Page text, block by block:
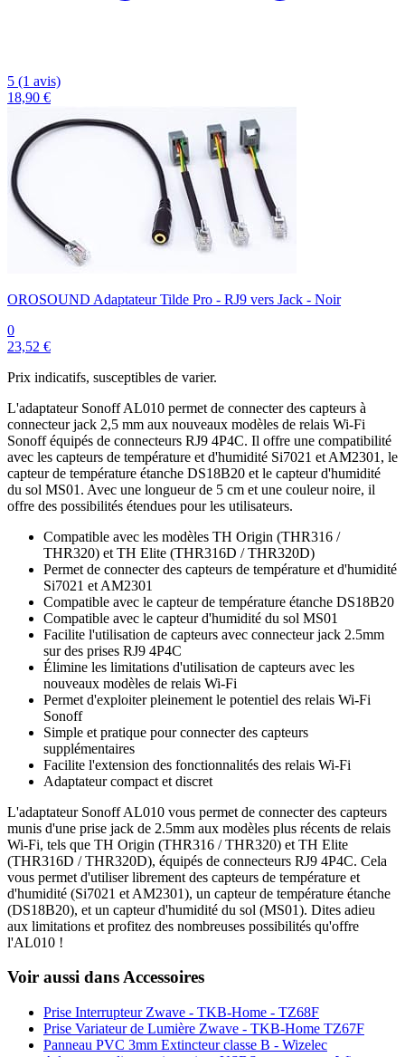
5 (1 avis)
18,90 €
OROSOUND Adaptateur Tilde Pro - RJ9 vers Jack - Noir
0
23,52 €
Prix indicatifs, susceptibles de varier.
L'adaptateur Sonoff AL010 permet de connecter des capteurs à
connecteur jack 2,5 mm aux nouveaux modèles de relais Wi-Fi
Sonoff équipés de connecteurs RJ9 4P4C. Il offre une compatibilité
avec les capteurs de température et d'humidité Si7021 et AM2301, le
capteur de température étanche DS18B20 et le capteur d'humidité
du sol MS01. Avec une longueur de 5 cm et une couleur noire, il
offre des possibilités étendues pour les utilisateurs.
Compatible avec les modèles TH Origin (THR316 /
THR320) et TH Elite (THR316D / THR320D)
Permet de connecter des capteurs de température et d'humidité
Si7021 et AM2301
Compatible avec le capteur de température étanche DS18B20
Compatible avec le capteur d'humidité du sol MS01
Facilite l'utilisation de capteurs avec connecteur jack 2.5mm
sur des prises RJ9 4P4C
Élimine les limitations d'utilisation de capteurs avec les
nouveaux modèles de relais Wi-Fi
Permet d'exploiter pleinement le potentiel des relais Wi-Fi
Sonoff
Simple et pratique pour connecter des capteurs
supplémentaires
Facilite l'extension des fonctionnalités des relais Wi-Fi
Adaptateur compact et discret
L'adaptateur Sonoff AL010 vous permet de connecter des capteurs
munis d'une prise jack de 2.5mm aux modèles plus récents de relais
Wi-Fi, tels que TH Origin (THR316 / THR320) et TH Elite
(THR316D / THR320D), équipés de connecteurs RJ9 4P4C. Cela
vous permet d'utiliser librement des capteurs de température et
d'humidité (Si7021 et AM2301), un capteur de température étanche
(DS18B20), et un capteur d'humidité du sol (MS01). Dites adieu
aux limitations et profitez des nombreuses possibilités qu'offre
l'AL010 !
Voir aussi dans Accessoires
Prise Interrupteur Zwave - TKB-Home - TZ68F
Prise Variateur de Lumière Zwave - TKB-Home TZ67F
Panneau PVC 3mm Extincteur classe B - Wizelec